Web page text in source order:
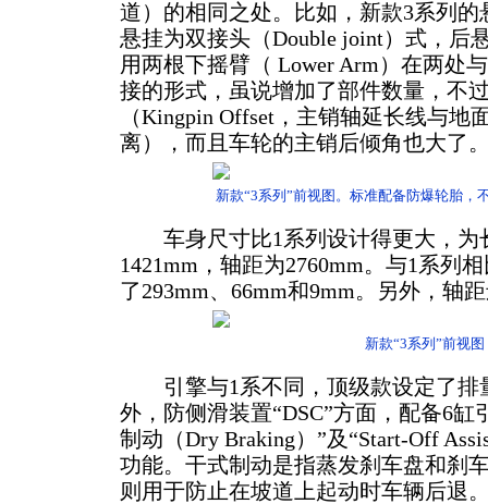
道）的相同之处。比如，新款3系列
悬挂为双接头（Double joint）式，后
用两根下摇臂（ Lower Arm）在两处
接的形式，虽说增加了部件数量，不
（Kingpin Offset，主销轴延长线与地
离），而且车轮的主销后倾角也大了
新款“3系列”前视图。标准配备防爆轮胎，
车身尺寸比1系列设计得更大，为
1421mm，轴距为2760mm。与1系列
了293mm、66mm和9mm。另外，轴
新款“3系列”前视图
引擎与1系不同，顶级款设定了排
外，防侧滑装置“DSC”方面，配备6缸
制动（Dry Braking）”及“Start-Off
功能。干式制动是指蒸发刹车盘和刹
则用于防止在坡道上起动时车辆后退